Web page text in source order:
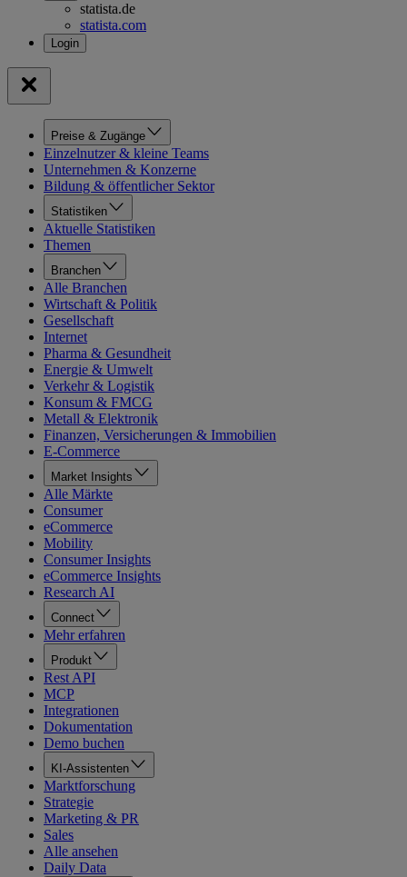
statista.de
statista.com
Preise & Zugänge
Einzelnutzer & kleine Teams
Unternehmen & Konzerne
Bildung & öffentlicher Sektor
Statistiken
Aktuelle Statistiken
Themen
Branchen
Alle Branchen
Wirtschaft & Politik
Gesellschaft
Internet
Pharma & Gesundheit
Energie & Umwelt
Verkehr & Logistik
Konsum & FMCG
Metall & Elektronik
Finanzen, Versicherungen & Immobilien
E-Commerce
Market Insights
Alle Märkte
Consumer
eCommerce
Mobility
Consumer Insights
eCommerce Insights
Research AI
Connect
Mehr erfahren
Produkt
Rest API
MCP
Integrationen
Dokumentation
Demo buchen
KI-Assistenten
Marktforschung
Strategie
Marketing & PR
Sales
Alle ansehen
Daily Data